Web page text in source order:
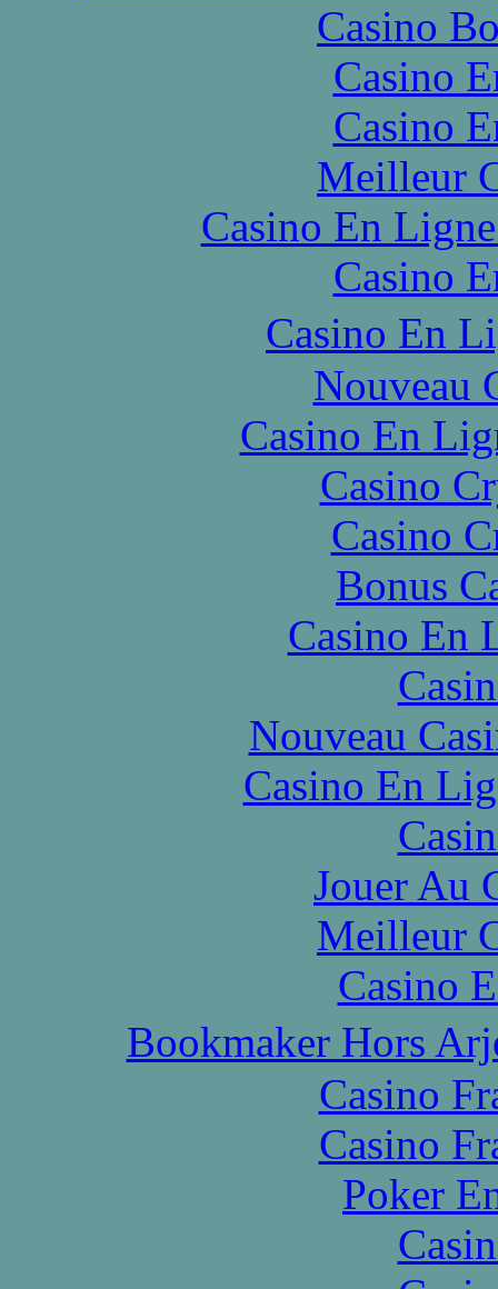
Casino
Casino
Casino
Meilleur
Casino En
Casino
Casino En
Nouveau
Casino En
Casino
Casino
Bonus
Casino En
Nouveau
Casino En
Jouer Au
Meilleur
Casino
Bookmaker Hors
Casino
Casino
Poker